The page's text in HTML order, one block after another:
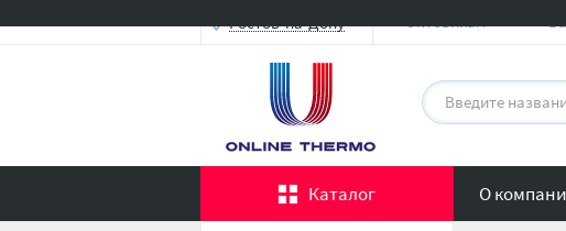
Ростов-на-Дону Оптовикам
Каталог О